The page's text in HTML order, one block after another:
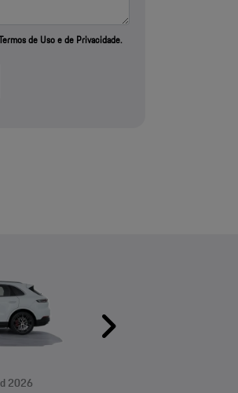
de Uso e de Privacidade.
2026
Próximo